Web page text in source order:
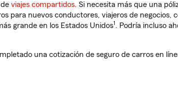
viajes compartidos. Si necesita más que una
para nuevos conductores, viajeros de negocios,
grande en los Estados Unidos1. Podría incluso
una cotización de seguro de carros en